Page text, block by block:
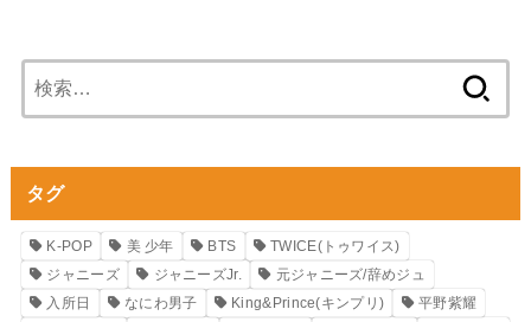
索:
タグ
K-POP 美 少年 BTS
TWICE(トゥワイス)
ジャニーズ
ジャニーズJr.
元ジャニーズ/辞めジュ
入所日
なにわ男子 King&Prince(キンプリ)
平野紫耀